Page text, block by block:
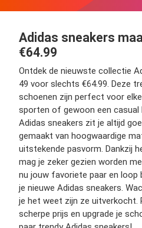
Adidas sneakers
€64.99
Ontdek de nieuwste collectie
49 voor slechts €64.99. Deze
schoenen zijn perfect voor
sporten of gewoon een casual
Adidas sneakers zit je altijd
gemaakt van hoogwaardige
uitstekende pasvorm. Dankzij
mag je zeker gezien worden
nu jouw favoriete paar en
je nieuwe Adidas sneakers.
je het weet zijn ze uitverkocht.
scherpe prijs en upgrade je